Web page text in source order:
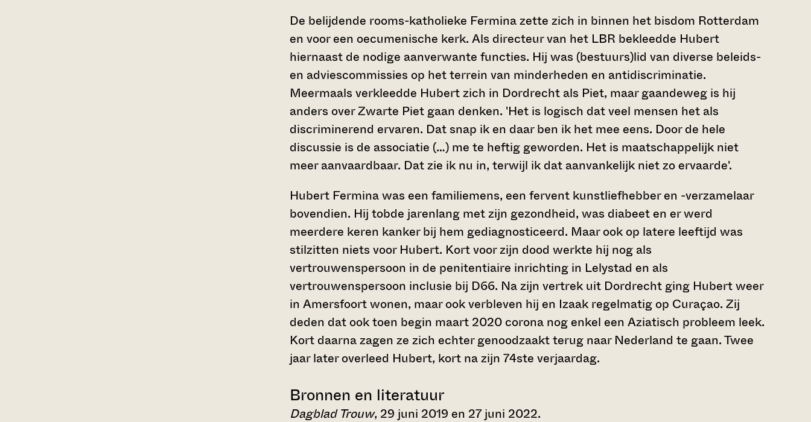
De belijdende rooms-katholieke Fermina zette zich in binnen het bisdom Rotterdam
en voor een oecumenische kerk. Als directeur van het LBR bekleedde Hubert
hiernaast de nodige aanverwante functies. Hij was (bestuurs)lid van diverse beleids-
en adviescommissies op het terrein van minderheden en antidiscriminatie.
Meermaals verkleedde Hubert zich in Dordrecht als Piet, maar gaandeweg is hij
anders over Zwarte Piet gaan denken. 'Het is logisch dat veel mensen het als
discriminerend ervaren. Dat snap ik en daar ben ik het mee eens. Door de hele
discussie is de associatie (…) me te heftig geworden. Het is maatschappelijk niet
meer aanvaardbaar. Dat zie ik nu in, terwijl ik dat aanvankelijk niet zo ervaarde'.
Hubert Fermina was een familiemens, een fervent kunstliefhebber en -verzamelaar
bovendien. Hij tobde jarenlang met zijn gezondheid, was diabeet en er werd
meerdere keren kanker bij hem gediagnosticeerd. Maar ook op latere leeftijd was
stilzitten niets voor Hubert. Kort voor zijn dood werkte hij nog als
vertrouwenspersoon in de penitentiaire inrichting in Lelystad en als
vertrouwenspersoon inclusie bij D66. Na zijn vertrek uit Dordrecht ging Hubert weer
in Amersfoort wonen, maar ook verbleven hij en Izaak regelmatig op Curaçao. Zij
deden dat ook toen begin maart 2020 corona nog enkel een Aziatisch probleem leek.
Kort daarna zagen ze zich echter genoodzaakt terug naar Nederland te gaan. Twee
jaar later overleed Hubert, kort na zijn 74ste verjaardag.
Bronnen en literatuur
Dagblad Trouw, 29 juni 2019 en 27 juni 2022.